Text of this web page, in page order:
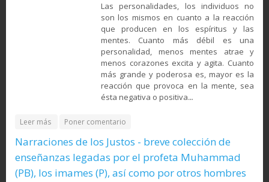
Las personalidades, los individuos no
son los mismos en cuanto a la reacción
que producen en los espíritus y las
mentes. Cuanto más débil es una
personalidad, menos mentes atrae y
menos corazones excita y agita. Cuanto
más grande y poderosa es, mayor es la
reacción que provoca en la mente, sea
ésta negativa o positiva...
Leer más about Polarización en torno del carácter de ‘Ali Ibn Abi
Poner comentario
Narraciones de los Justos - breve colección de
enseñanzas legadas por el profeta Muhammad
(PB), los imames (P), así como por otros hombres